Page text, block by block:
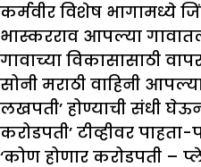
कर्मवीर विशेष भागामध्ये
भास्करराव आपल्या
गावाच्या विकासासाठी
सोनी मराठी वाहिनी
लखपती’ होण्याची संधी
करोडपती’ टीव्हीवर
‘कोण होणार करोडपती –